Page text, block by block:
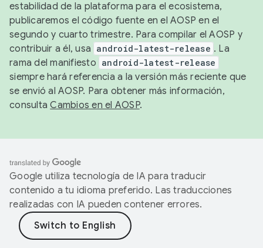
estabilidad de la plataforma para el ecosistema,
publicaremos el código fuente en el AOSP en el
segundo y cuarto trimestre. Para compilar el AOSP y
contribuir a él, usa android-latest-release . La
rama del manifiesto android-latest-release
siempre hará referencia a la versión más reciente que
se envió al AOSP. Para obtener más información,
consultaCambios en el AOSP.
Google utiliza tecnología de IA para traducir
contenido a tu idioma preferido. Las traducciones
realizadas con IA pueden contener errores.